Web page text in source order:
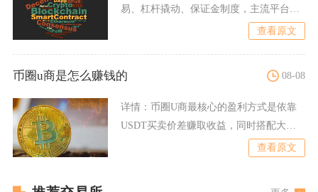
易、杠杆撬动、保证金制度，主流平台为
查看原文
币圈u商是怎么赚钱的 08-08
详情： 币圈U商最核心的盈利方式是依靠
USDT买卖价差赚取收益，同时搭配大额
查看原文